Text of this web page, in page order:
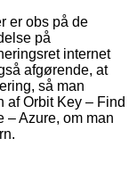
er obs på de
på
internet
afgørende, at
så man
af Orbit Key – Find
– Azure, om man